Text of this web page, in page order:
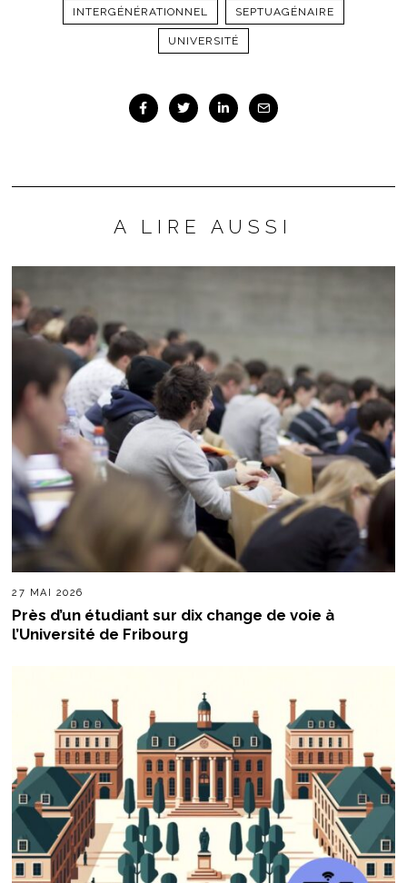
INTERGÉNÉRATIONNEL SEPTUAGÉNAIRE
UNIVERSITÉ
A LIRE AUSSI
27 MAI 2026
Près d’un étudiant sur dix change de voie à
l’Université de Fribourg